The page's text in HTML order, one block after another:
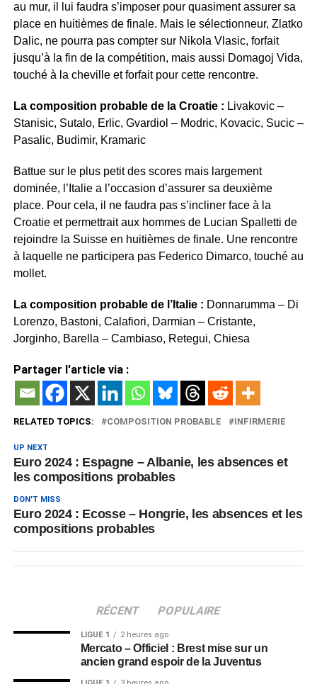
au mur, il lui faudra s’imposer pour quasiment assurer sa
place en huitièmes de finale. Mais le sélectionneur, Zlatko
Dalic, ne pourra pas compter sur Nikola Vlasic, forfait
jusqu’à la fin de la compétition, mais aussi Domagoj Vida,
touché à la cheville et forfait pour cette rencontre.
La composition probable de la Croatie : Livakovic –
Stanisic, Sutalo, Erlic, Gvardiol – Modric, Kovacic, Sucic –
Pasalic, Budimir, Kramaric
Battue sur le plus petit des scores mais largement
dominée, l’Italie a l’occasion d’assurer sa deuxième
place. Pour cela, il ne faudra pas s’incliner face à la
Croatie et permettrait aux hommes de Lucian Spalletti de
rejoindre la Suisse en huitièmes de finale. Une rencontre
à laquelle ne participera pas Federico Dimarco, touché au
mollet.
La composition probable de l’Italie : Donnarumma – Di
Lorenzo, Bastoni, Calafiori, Darmian – Cristante,
Jorginho, Barella – Cambiaso, Retegui, Chiesa
Partager l'article via :
RELATED TOPICS: COMPOSITION PROBABLE INFIRMERIE
UP NEXT
Euro 2024 : Espagne – Albanie, les absences et
les compositions probables
DON'T MISS
Euro 2024 : Ecosse – Hongrie, les absences et les
compositions probables
RÉCENT POPULAIRE
LIGUE 1 2 heures ago
Mercato – Officiel : Brest mise sur un
ancien grand espoir de la Juventus